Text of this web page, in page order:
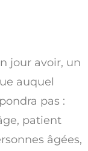
jour avoir, un
auquel
pas :
patient
âgées,